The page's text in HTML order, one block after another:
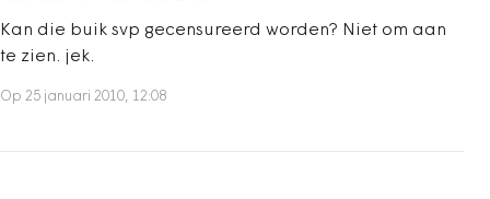
Kan die buik svp gecensureerd worden? Niet om aan
te zien. jek.
Op 25 januari 2010, 12:08